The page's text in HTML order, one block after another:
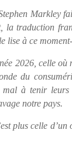
Markley
la traduction
lise à ce
2026, celle
du
à tenir leurs
notre pays.
plus celle